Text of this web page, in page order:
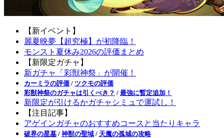
【新イベント】
麗夏映夢【超究極】が初降臨！
モンスト夏休み2026の評価まとめ
【新限定ガチャ】
新ガチャ「彩獣神祭」が開催！
カーミラの評価 / ツクモの評価
彩獣神祭のガチャは引くべき？ / 最強に暫定追加！
新限定が引けるかガチャシミュで運試し！
【注目記事】
アゲインガチャのおすすめコースと当たりキャラ
破界の星墓 / 神獣の聖域 / 天魔の孤城の攻略